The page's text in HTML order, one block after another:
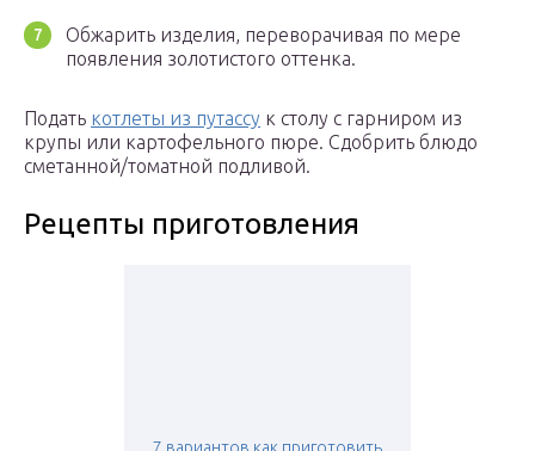
Обжарить изделия, переворачивая по мере
появления золотистого оттенка.
Подать котлеты из путассу к столу с гарниром из
крупы или картофельного пюре. Сдобрить блюдо
сметанной/томатной подливой.
Рецепты приготовления